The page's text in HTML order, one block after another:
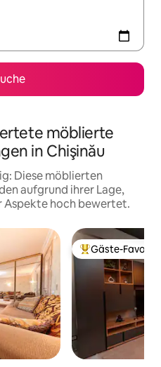
möblierte
in Chişinău
Diese möblierten
aufgrund ihrer Lage,
Aspekte hoch bewertet.
Beliebter Gäste-
Gäste-Favorit